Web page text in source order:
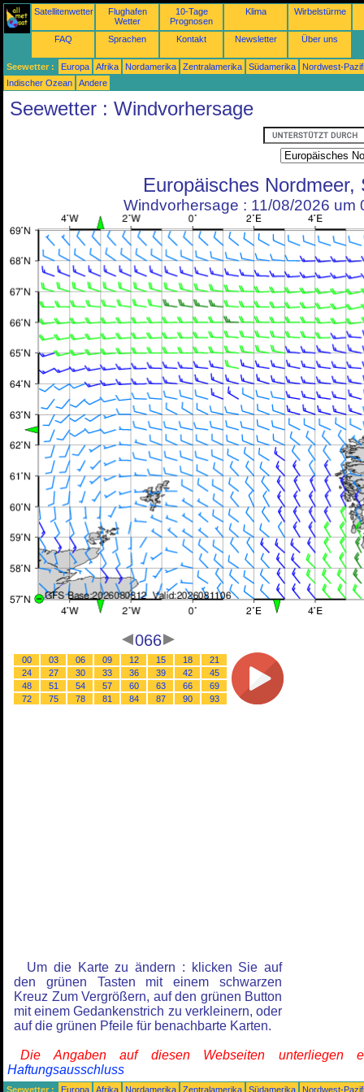
Satellitenwetter
Flughafen
Wetter
10-Tage
Prognosen
Klima Wirbelstürme
FAQ Sprachen Kontakt Newsletter Über uns
Seewetter : Europa Afrika Nordamerika Zentralamerika Südamerika
Nordwest-
Indischer Ozean
Andere
Seewetter : Windvorhersage
Europäisches Nordmeer,
Windvorhersage : 11/08/2026 um
066
00 03 06 09 12 15 18
21
24
27 30 33 36 39 42
45
48
51 54 57 60 63 66
69
72
75 78 81 84 87 90 93
Um die Karte zu ändern : klicken Sie auf
den grünen Tasten mit einem schwarzen
Kreuz Zum Vergrößern, auf den grünen Button
mit einem Gedankenstrich zu verkleinern, oder
auf die grünen Pfeile für benachbarte Karten.
Die Angaben auf diesen Webseiten unterliegen
Haftungsausschluss
Seewetter : Europa Afrika Nordamerika Zentralamerika Südamerika
Nordwest-